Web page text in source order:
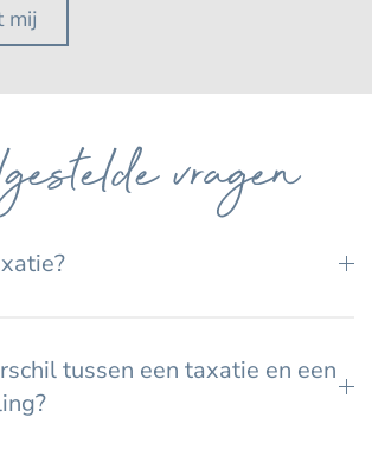
mij
vragen
tussen een taxatie en een